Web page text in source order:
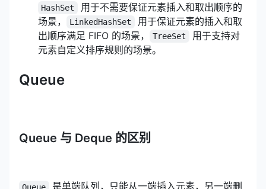
HashSet
用于不需要保证元素插入和取出顺序的
场景，
LinkedHashSet
用于保证元素的插入和取
出顺序满足 FIFO 的场景，
TreeSet
用于支持对
元素自定义排序规则的场景。
Queue
Queue 与 Deque 的区别
Queue
是单端队列，只能从一端插入元素，另一端删